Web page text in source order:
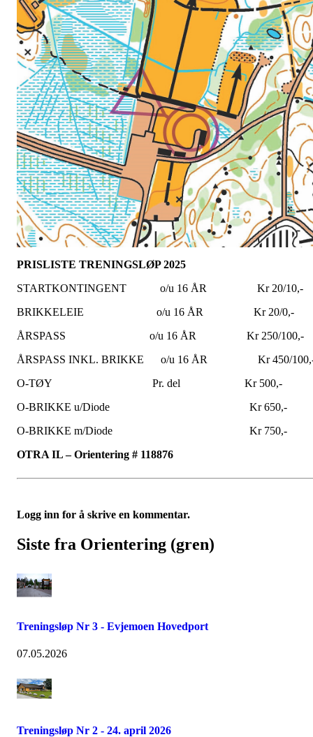
PRISLISTE TRENINGSLØP 2025
STARTKONTINGENT o/u 16 ÅR Kr 20/10,-
BRIKKELEIE o/u 16 ÅR Kr 20/0,-
ÅRSPASS o/u 16 ÅR Kr 250/100,-
ÅRSPASS INKL. BRIKKE o/u 16 ÅR Kr 450/
O-TØY Pr. del Kr 500,-
O-BRIKKE u/Diode Kr 650,-
O-BRIKKE m/Diode Kr 750,-
OTRA IL – Orientering # 118876
Logg inn for å skrive en kommentar.
Siste fra Orientering (gren)
Treningsløp Nr 3 - Evjemoen Hovedport
07.05.2026
Treningsløp Nr 2 - 24. april 2026